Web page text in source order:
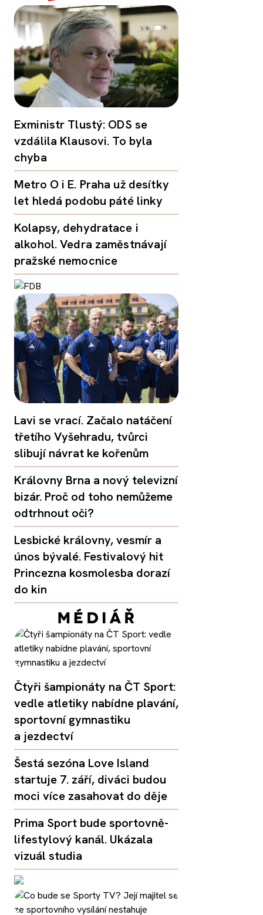
Exministr Tlustý: ODS se
vzdálila Klausovi. To byla
chyba
Metro O i E. Praha už desítky
let hledá podobu páté linky
Kolapsy, dehydratace i
alkohol. Vedra zaměstnávají
pražské nemocnice
Lavi se vrací. Začalo natáčení
třetího Vyšehradu, tvůrci
slibují návrat ke kořenům
Královny Brna a nový televizní
bizár. Proč od toho nemůžeme
odtrhnout oči?
Lesbické královny, vesmír a
únos bývalé. Festivalový hit
Princezna kosmolesba dorazí
do kin
Čtyři šampionáty na ČT Sport:
vedle atletiky nabídne plavání,
sportovní gymnastiku
a jezdectví
Šestá sezóna Love Island
startuje 7. září, diváci budou
moci více zasahovat do děje
Prima Sport bude sportovně-
lifestylový kanál. Ukázala
vizuál studia